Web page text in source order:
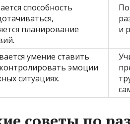
способность
планирование
и
умение ставить
эмоции
ситуациях.